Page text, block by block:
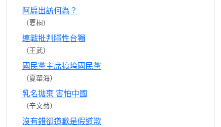
阿扁出訪何為？
（夏桐）
連戰批判隱性台獨
（王武）
國民黨主席搞垮國民黨
（夏華海）
乳名拋棄 害怕中國
（辛文菊）
沒有錯卻道歉是假道歉